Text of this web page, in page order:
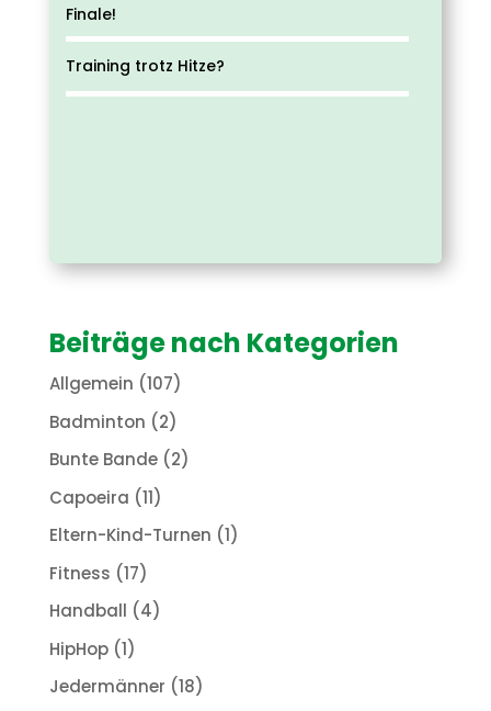
Finale!
Training trotz Hitze?
Beiträge nach Kategorien
Allgemein (107)
Badminton (2)
Bunte Bande(2)
Capoeira (11)
Eltern-Kind-Turnen (1)
Fitness (17)
Handball (4)
HipHop(1)
Jedermänner (18)